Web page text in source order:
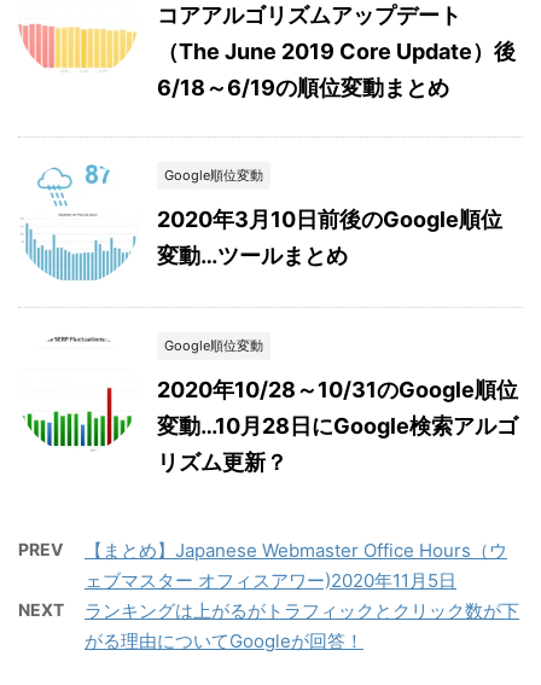
コアアルゴリズムアップデート
（The June 2019 Core Update）後
6/18～6/19の順位変動まとめ
Google順位変動
2020年3月10日前後のGoogle順位
変動…ツールまとめ
Google順位変動
2020年10/28～10/31のGoogle順位
変動…10月28日にGoogle検索アルゴ
リズム更新？
PREV
【まとめ】Japanese Webmaster Office Hours（ウ
ェブマスター オフィスアワー)2020年11月5日
NEXT
ランキングは上がるがトラフィックとクリック数が下
がる理由についてGoogleが回答！